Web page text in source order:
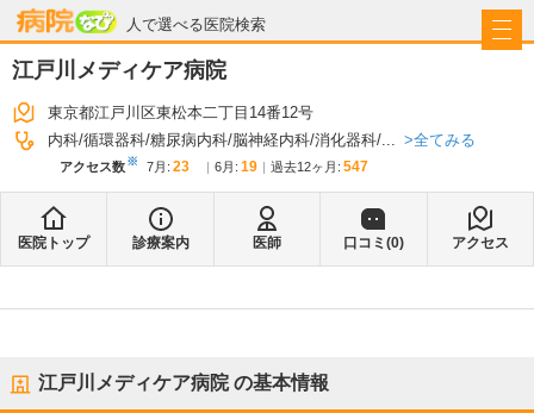
人で選べる医院検索
病院なび
江戸川メディケア病院
東京都江戸川区東松本二丁目14番12号
内科 循環器科 糖尿病内科 脳神経内科 消化器科 ... 全てみる
アクセス数※ 7月 : 23 6月 : 19 過去12ヶ月: 547
医院トップ 診療案内 医師 口コミ(0) アクセス
江戸川メディケア病院の基本情報